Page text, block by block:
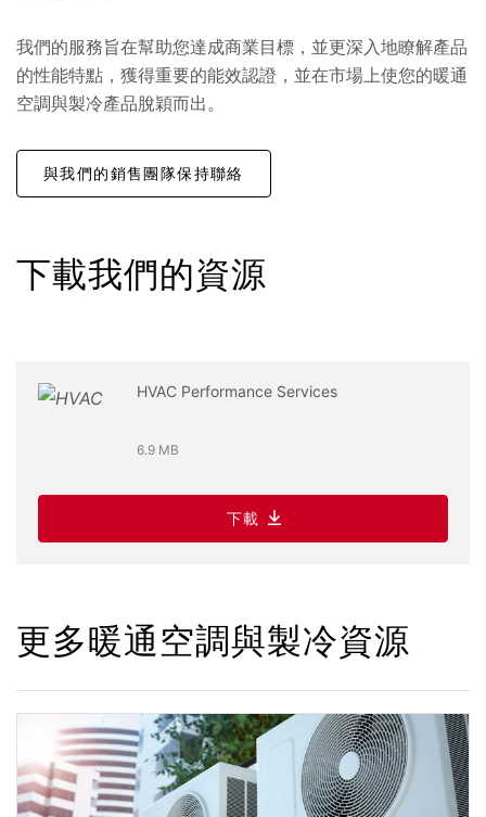
我們的服務旨在幫助您達成商業目標，並更深入地瞭解產品
的性能特點，獲得重要的能效認證，並在市場上使您的暖通
空調與製冷產品脫穎而出。
與我們的銷售團隊保持聯絡
下載我們的資源
HVAC Performance Services
6.9 MB
下載
更多暖通空調與製冷資源